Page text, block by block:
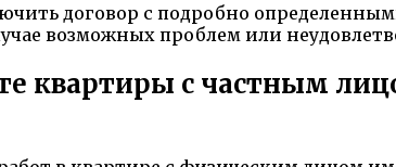
договор с подробно
возможных проблем или
квартиры с частным